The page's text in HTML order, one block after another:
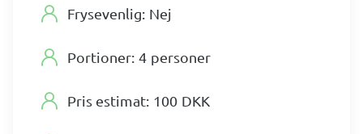
Frysevenlig: Nej
Portioner: 4 personer
Pris estimat: 100 DKK